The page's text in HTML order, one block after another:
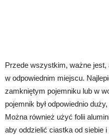
Przede wszystkim, ważne
w odpowiednim miejscu.
zamkniętym pojemniku lub w
pojemnik był odpowiednio
Można również użyć folii
aby oddzielić ciastka od siebie